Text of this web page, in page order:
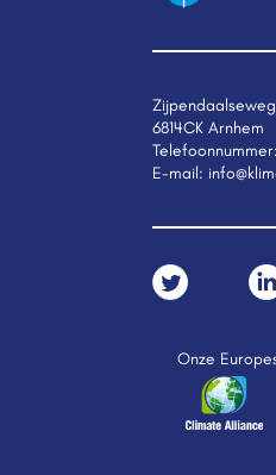
6814CK Arnhem
Telefoonnummer:
E-mail:
Onze